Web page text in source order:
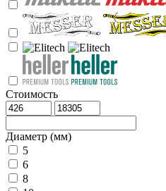
Стоимость
Диаметр (мм)
5
6
8